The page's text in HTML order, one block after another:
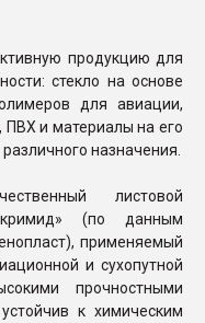
продукцию для
стекло на основе
для авиации,
и материалы на его
назначения.
листовой
(по данным
применяемый
и сухопутной
прочностными
к химическим